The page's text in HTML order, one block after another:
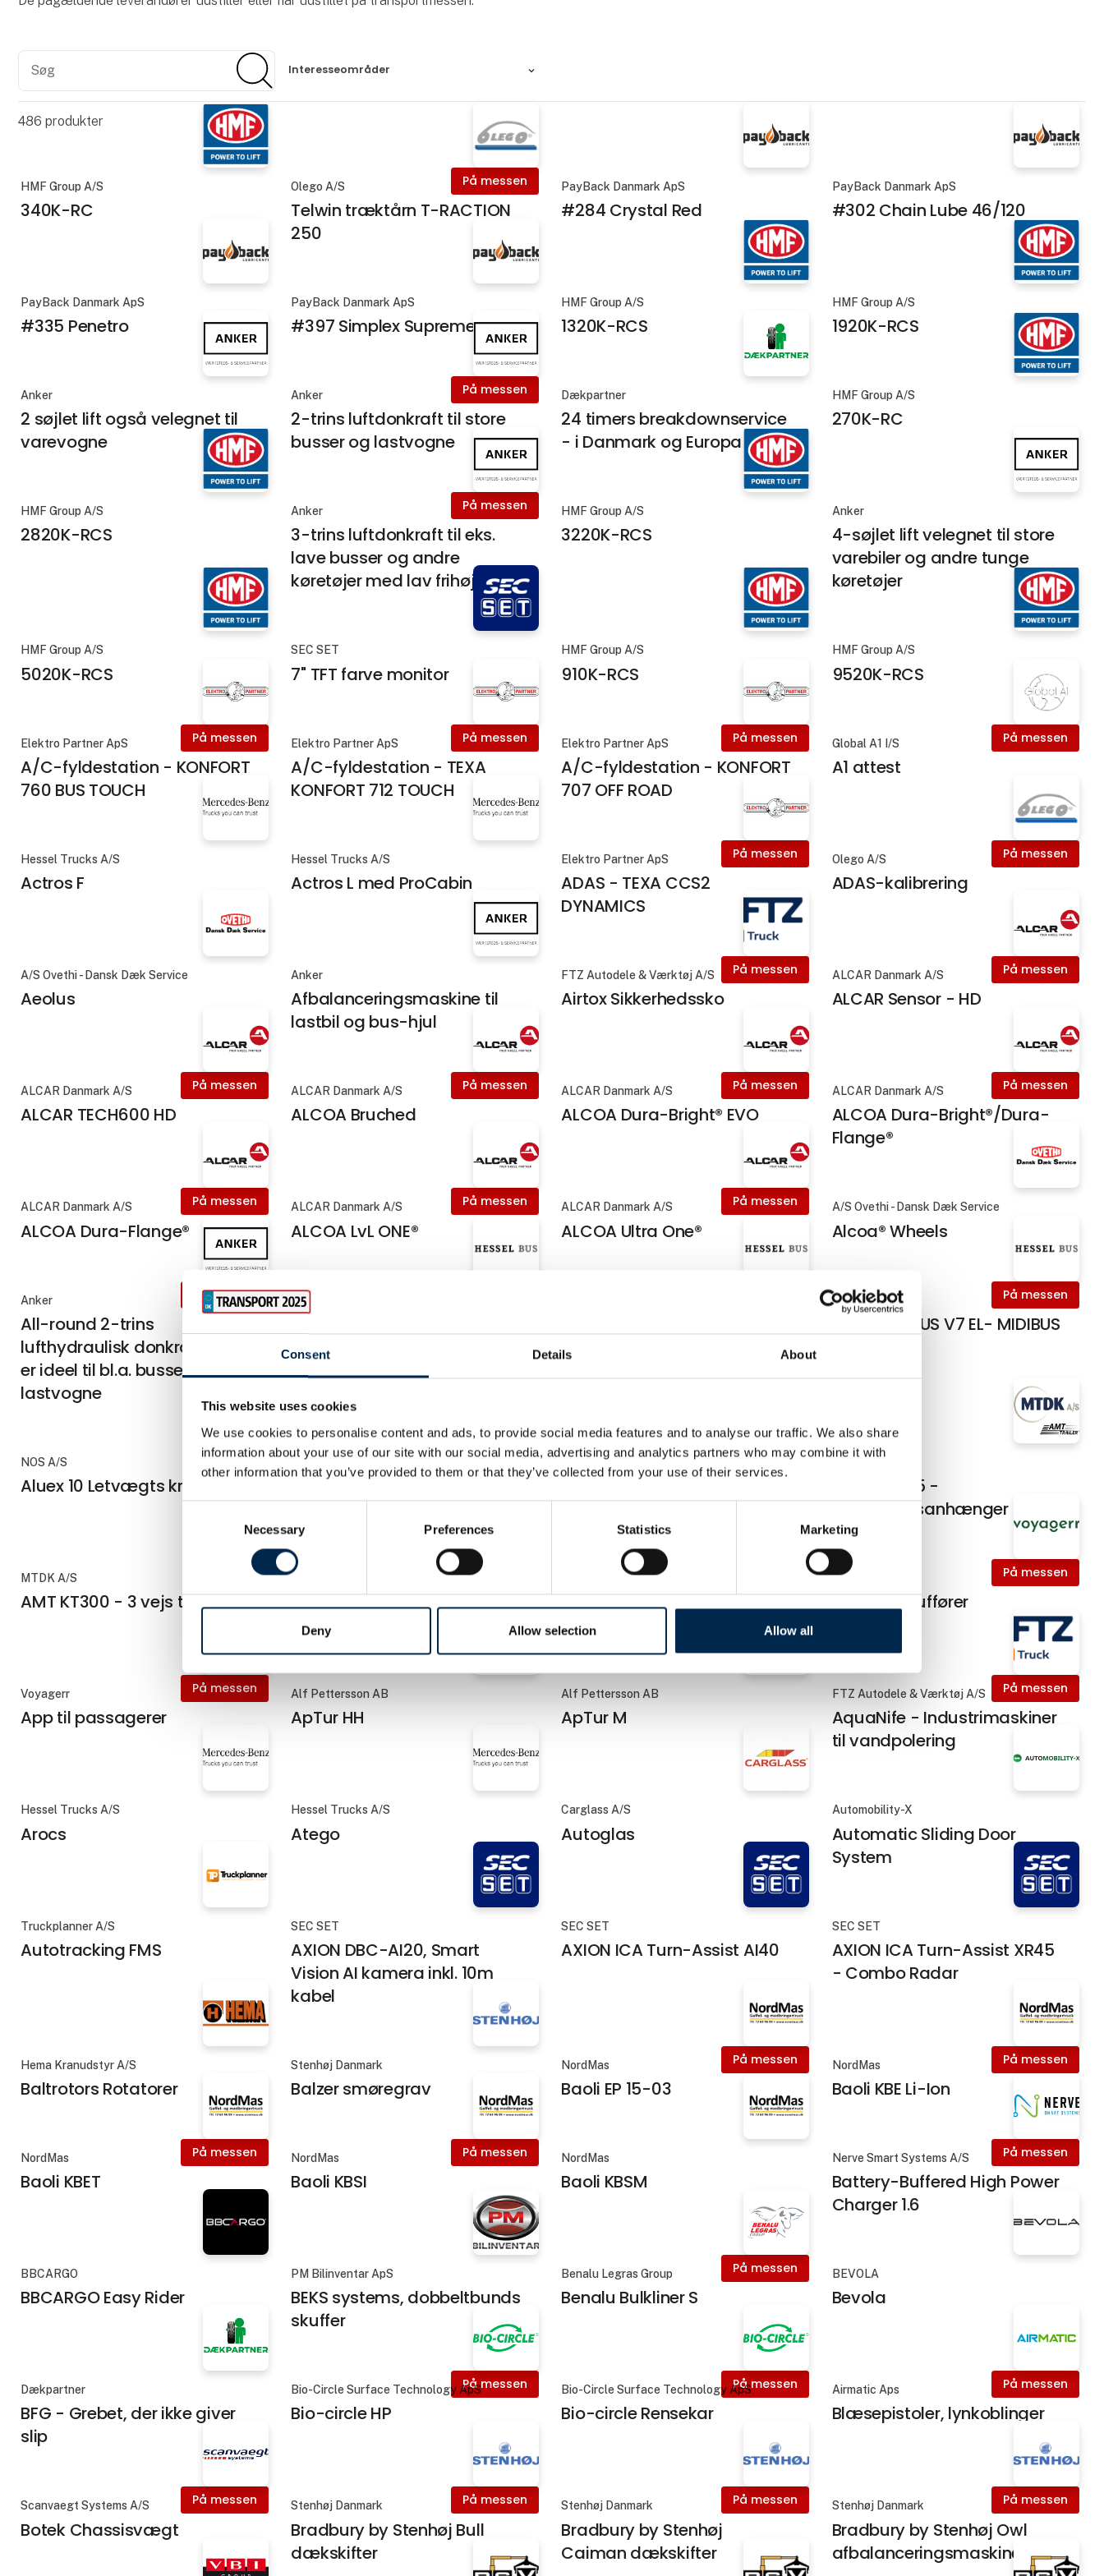
Consent Details About
This website uses cookies
We use cookies to personalise content and ads, to provide social media features and to analyse our traffic. We also share
information about your use of our site with our social media, advertising and analytics partners who may combine it with
other information that you’ve provided to them or that they’ve collected from your use of their services.
Necessary Preferences Statistics Marketing
Deny Allow selection Allow all
Søg
Interesseområder
486 produkter
HMF Group A/S
340K-RC
På messen
Olego A/S
Telwin træktårn T-RACTION
250
PayBack Danmark ApS
#284 Crystal Red
PayBack Danmark ApS
#302 Chain Lube 46/120
PayBack Danmark ApS
#335 Penetro
PayBack Danmark ApS
#397 Simplex Supreme
HMF Group A/S
1320K-RCS
HMF Group A/S
1920K-RCS
Anker
2 søjlet lift også velegnet til
varevogne
På messen
Anker
2-trins luftdonkraft til store
busser og lastvogne
Dækpartner
24 timers breakdownservice
- i Danmark og Europa
HMF Group A/S
270K-RC
HMF Group A/S
2820K-RCS
På messen
Anker
3-trins luftdonkraft til eks.
lave busser og andre
køretøjer med lav frihøjde
HMF Group A/S
3220K-RCS
Anker
4-søjlet lift velegnet til store
varebiler og andre tunge
køretøjer
HMF Group A/S
5020K-RCS
SEC SET
7" TFT farve monitor
HMF Group A/S
910K-RCS
HMF Group A/S
9520K-RCS
På messen
Elektro Partner ApS
A/C-fyldestation - KONFORT
760 BUS TOUCH
På messen
Elektro Partner ApS
A/C-fyldestation - TEXA
KONFORT 712 TOUCH
På messen
Elektro Partner ApS
A/C-fyldestation - KONFORT
707 OFF ROAD
På messen
Global A1 I/S
A1 attest
Hessel Trucks A/S
Actros F
Hessel Trucks A/S
Actros L med ProCabin
På messen
Elektro Partner ApS
ADAS - TEXA CCS2
DYNAMICS
På messen
Olego A/S
ADAS-kalibrering
A/S Ovethi - Dansk Dæk Service
Aeolus
Anker
Afbalanceringsmaskine til
lastbil og bus-hjul
På messen
FTZ Autodele & Værktøj A/S
Airtox Sikkerhedssko
På messen
ALCAR Danmark A/S
ALCAR Sensor - HD
På messen
ALCAR Danmark A/S
ALCAR TECH600 HD
På messen
ALCAR Danmark A/S
ALCOA Bruched
På messen
ALCAR Danmark A/S
ALCOA Dura-Bright® EVO
På messen
ALCAR Danmark A/S
ALCOA Dura-Bright®/Dura-
Flange®
På messen
ALCAR Danmark A/S
ALCOA Dura-Flange®
På messen
ALCAR Danmark A/S
ALCOA LvL ONE®
På messen
ALCAR Danmark A/S
ALCOA Ultra One®
A/S Ovethi - Dansk Dæk Service
Alcoa® Wheels
På messen
Anker
All-round 2-trins
lufthydraulisk donkraft, som
er ideel til bl.a. busser og
lastvogne
Hessel Bus A/S På messen
Hessel Bus A/S
ALTAS NOVUS V7 EL- MIDIBUS
NOS A/S
Aluex 10 Letvægts krydsåg
NOS A/S
Aluex 18+ Letvægts krydsåg
NOS A/S
Aluex 5 Letvægts krydsåg
AMT AO365 -
Overføringsanhænger
MTDK A/S
AMT KT300 - 3 vejs tipkærre
Dansk Anhængertræk GDW A/S
Anhængertræk
App - Team Driver
workspace
På messen
Voyagerr
App til chauffører
På messen
Voyagerr
App til passagerer
Alf Pettersson AB
ApTur HH
Alf Pettersson AB
ApTur M
På messen
FTZ Autodele & Værktøj A/S
AquaNife - Industrimaskiner
til vandpolering
Hessel Trucks A/S
Arocs
Hessel Trucks A/S
Atego
Carglass A/S
Autoglas
Automobility-X
Automatic Sliding Door
System
Truckplanner A/S
Autotracking FMS
SEC SET
AXION DBC-AI20, Smart
Vision AI kamera inkl. 10m
kabel
SEC SET
AXION ICA Turn-Assist AI40
SEC SET
AXION ICA Turn-Assist XR45
- Combo Radar
Hema Kranudstyr A/S
Baltrotors Rotatorer
Stenhøj Danmark
Balzer smøregrav
På messen
NordMas
Baoli EP 15-03
På messen
NordMas
Baoli KBE Li-Ion
På messen
NordMas
Baoli KBET
På messen
NordMas
Baoli KBSI
NordMas
Baoli KBSM
På messen
Nerve Smart Systems A/S
Battery-Buffered High Power
Charger 1.6
BBCARGO
BBCARGO Easy Rider
PM Bilinventar ApS
BEKS systems, dobbeltbunds
skuffer
På messen
Benalu Legras Group
Benalu Bulkliner S
BEVOLA
Bevola
Dækpartner
BFG - Grebet, der ikke giver
slip
På messen
Bio-Circle Surface Technology ApS
Bio-circle HP
På messen
Bio-Circle Surface Technology ApS
Bio-circle Rensekar
På messen
Airmatic Aps
Blæsepistoler, lynkoblinger
På messen
Scanvaegt Systems A/S
Botek Chassisvægt
På messen
Stenhøj Danmark
Bradbury by Stenhøj Bull
dækskifter
På messen
Stenhøj Danmark
Bradbury by Stenhøj
Caiman dækskifter
På messen
Stenhøj Danmark
Bradbury by Stenhøj Owl
afbalanceringsmaskine